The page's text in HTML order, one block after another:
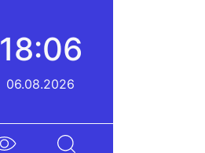
18:06
06.08.2026